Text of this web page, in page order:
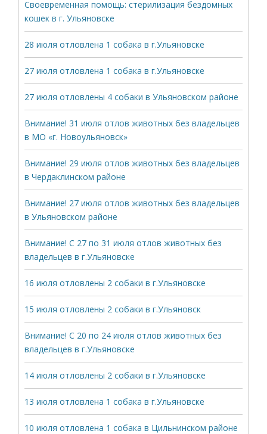
Своевременная помощь: стерилизация бездомных
кошек в г. Ульяновске
28 июля отловлена 1 собака в г.Ульяновске
27 июля отловлена 1 собака в г.Ульяновске
27 июля отловлены 4 собаки в Ульяновском районе
Внимание! 31 июля отлов животных без владельцев
в МО «г. Новоульяновск»
Внимание! 29 июля отлов животных без владельцев
в Чердаклинском районе
Внимание! 27 июля отлов животных без владельцев
в Ульяновском районе
Внимание! С 27 по 31 июля отлов животных без
владельцев в г.Ульяновске
16 июля отловлены 2 собаки в г.Ульяновске
15 июля отловлены 2 собаки в г.Ульяновск
Внимание! С 20 по 24 июля отлов животных без
владельцев в г.Ульяновске
14 июля отловлены 2 собаки в г.Ульяновске
13 июля отловлена 1 собака в г.Ульяновске
10 июля отловлена 1 собака в Цильнинском районе